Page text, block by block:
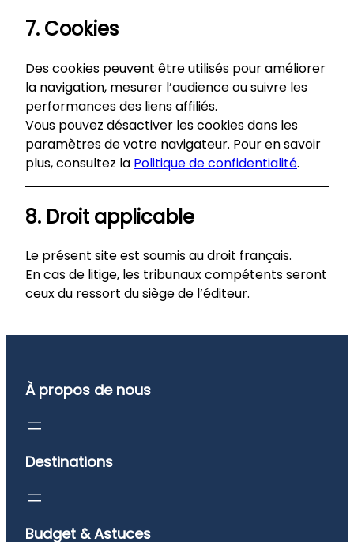
7. Cookies
Des cookies peuvent être utilisés pour améliorer
la navigation, mesurer l’audience ou suivre les
performances des liens affiliés.
Vous pouvez désactiver les cookies dans les
paramètres de votre navigateur. Pour en savoir
plus, consultez la Politique de confidentialité.
8. Droit applicable
Le présent site est soumis au droit français.
En cas de litige, les tribunaux compétents seront
ceux du ressort du siège de l’éditeur.
À propos de nous
Destinations
Budget & Astuces